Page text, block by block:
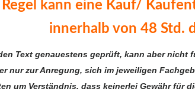
Regel kann eine Kauf/
innerhalb von 48 Std.
Text genauestens geprüft, kann aber nicht
nur zur Anregung, sich im jeweiligen
um Verständnis, dass keinerlei Gewähr für